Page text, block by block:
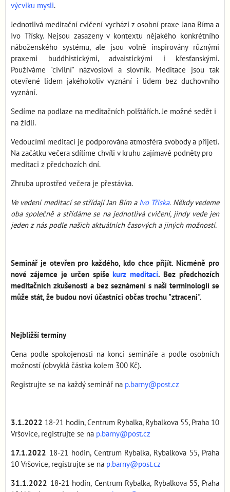
výcviku mysli.
Jednotlivá meditační cvičení vychází z osobní praxe Jana Bíma a
Ivo Třísky. Nejsou zasazeny v kontextu nějakého konkrétního
náboženského systému, ale jsou volně inspirovány různými
praxemi buddhistickými, advaistickými i křesťanskými.
Používáme "civilní" názvosloví a slovník. Meditace jsou tak
otevřené lidem jakéhokoliv vyznání i lidem bez duchovního
vyznání.
Sedíme na podlaze na meditačních polštářích. Je možné sedět i
na židli.
Vedoucími meditací je podporována atmosféra svobody a přijetí.
Na začátku večera sdílíme chvíli v kruhu zajímavé podněty pro
meditaci z předchozích dní.
Zhruba uprostřed večera je přestávka.
Ve vedení meditací se střídají Jan Bím a Ivo Tříska. Někdy vedeme
oba společně a střídáme se na jednotlivá cvičení, jindy vede jen
jeden z nás podle našich aktuálních časových a jiných možností.
Seminář je otevřen pro každého, kdo chce přijít. Nicméně pro
nové zájemce je určen spíšekurz meditací. Bez předchozích
meditačních zkušeností a bez seznámení s naší terminologií se
může stát, že budou noví účastníci občas trochu "ztraceni".
Nejbližší termíny
Cena podle spokojenosti na konci semináře a podle osobních
možností (obvyklá částka kolem 300 Kč).
Registrujte se na každý seminář na p.barny@post.cz
3.1.2022 18-21 hodin, Centrum Rybalka, Rybalkova 55, Praha 10
Vršovice, registrujte se na p.barny@post.cz
17.1.2022 18-21 hodin, Centrum Rybalka, Rybalkova 55, Praha
10 Vršovice, registrujte se na p.barny@post.cz
31.1.2022 18-21 hodin, Centrum Rybalka, Rybalkova 55, Praha